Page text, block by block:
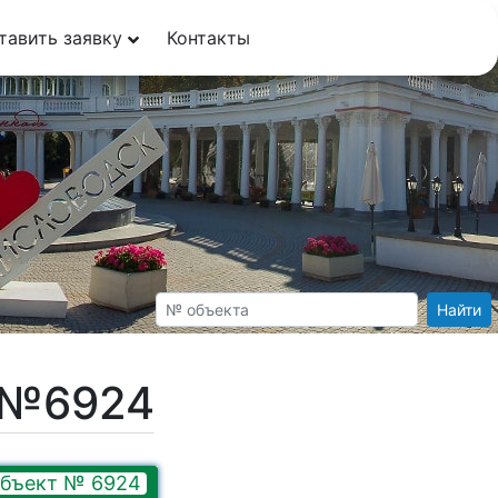
заявку Контакты
Найти
№6924
№ 6924